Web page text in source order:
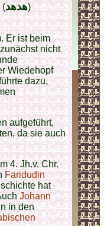
(هدهد)
Er ist beim
nicht
Wiedehopf
dazu,
aufgeführt,
da sie auch
4. Jh.v. Chr.
Faridudin
hat
Johann
in den